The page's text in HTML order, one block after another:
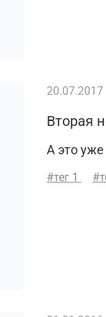
Вторая
А это уже
20.07.2017
#тег 1